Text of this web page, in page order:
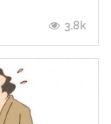
3.8k